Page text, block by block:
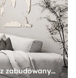
Mieszkanie Sosnowiec - Średnie z sofą z zabudowanym biurkiem szare biuro, styl nowoczesny - zdjęcie od FOORMA Pracownia Architektury Wnętrz